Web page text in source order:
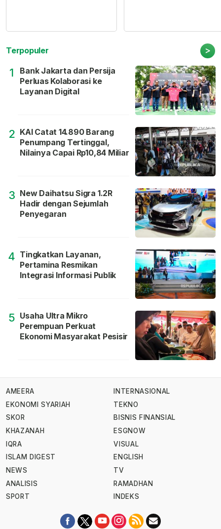
Terpopuler >
1
Bank Jakarta dan Persija
Perluas Kolaborasi ke
Layanan Digital
2 KAI Catat 14.890 Barang
Penumpang Tertinggal,
Nilainya Capai Rp10,84 Miliar
3 New Daihatsu Sigra 1.2R
Hadir dengan Sejumlah
Penyegaran
4 Tingkatkan Layanan,
Pertamina Resmikan
Integrasi Informasi Publik
5 Usaha Ultra Mikro
Perempuan Perkuat
Ekonomi Masyarakat Pesisir
AMEERA
EKONOMI SYARIAH
SKOR
KHAZANAH
IQRA
ISLAM DIGEST
NEWS
ANALISIS
SPORT
INTERNASIONAL
TEKNO
BISNIS FINANSIAL
ESGNOW
VISUAL
ENGLISH
TV
RAMADHAN
INDEKS